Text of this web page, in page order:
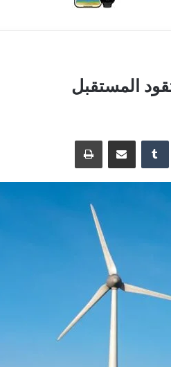
المستقبل
‏Tumblr مشاركة عبر البريد طباعة